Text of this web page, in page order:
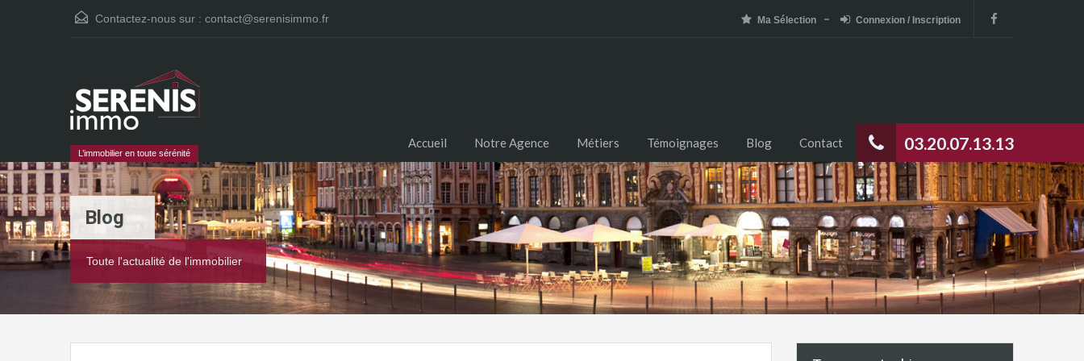
Contactez-nous sur : contact@serenisimmo.fr Ma Sélection Connexion / Inscription
L’immobilier en toute sérénité 03.20.07.13.13
Accueil Notre Agence Métiers Témoignages Blog Contact
Blog
Toute l'actualité de l'immobilier